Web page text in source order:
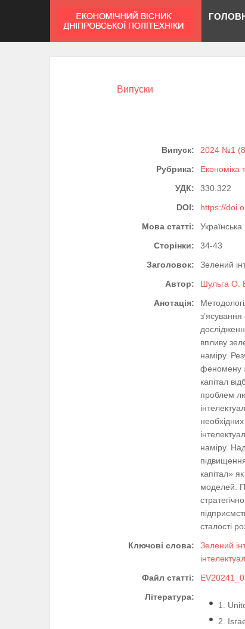
Випуски
Випуск:
2024 №1
Рубрика:
Економіка
УДК:
330.322
DOI:
https://
Мова статті:
Українська
Сторінки:
34-43
Заголовок:
Зелений
Автор:
Шульга О.
Анотація:
впливу
наміру.
феномену
капітал
проблем
наміру.
капітал»
моделей.
сталості
Ключові слова:
Зелений
Файл статті:
Література:
1.
2.